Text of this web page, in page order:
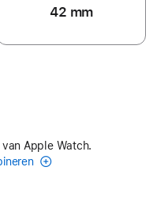
42 mm
Apple Watch.